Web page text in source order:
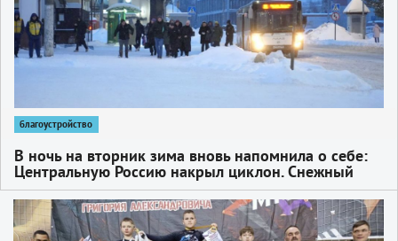
благоустройство
В ночь на вторник зима вновь напомнила о себе:
Центральную Россию накрыл циклон. Снежный
покров вырос на 10-15 см
1